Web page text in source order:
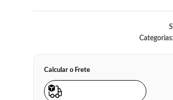
Categorias:
Calcular o Frete